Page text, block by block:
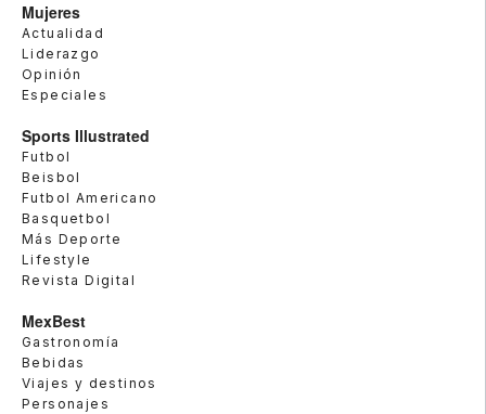
Mujeres
Actualidad
Liderazgo
Opinión
Especiales
Sports Illustrated
Futbol
Beisbol
Futbol Americano
Basquetbol
Más Deporte
Lifestyle
Revista Digital
MexBest
Gastronomía
Bebidas
Viajes y destinos
Personajes